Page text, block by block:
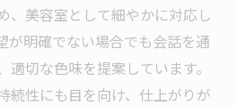
、美容室として細やかに対応し
が明確でない場合でも会話を通
適切な色味を提案しています。
続性にも目を向け、仕上がりが